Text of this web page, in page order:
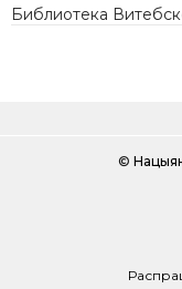
Библиотека
©